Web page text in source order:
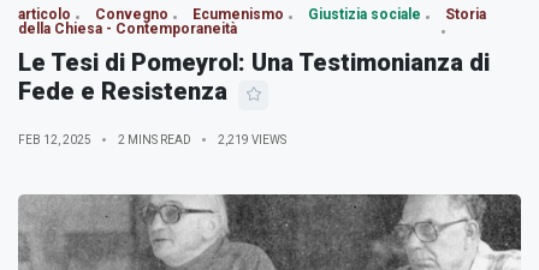
articolo Convegno Ecumenismo Giustizia sociale
Storia
della Chiesa - Contemporaneità
Le Tesi di Pomeyrol: Una Testimonianza di
Fede e Resistenza
FEB 12, 2025 2 MINS READ 2,219 VIEWS